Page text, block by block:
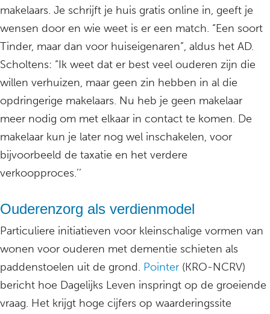
makelaars. Je schrijft je huis gratis online in, geeft je
wensen door en wie weet is er een match. “Een soort
Tinder, maar dan voor huiseigenaren”, aldus het AD.
Scholtens: “Ik weet dat er best veel ouderen zijn die
willen verhuizen, maar geen zin hebben in al die
opdringerige makelaars. Nu heb je geen makelaar
meer nodig om met elkaar in contact te komen. De
makelaar kun je later nog wel inschakelen, voor
bijvoorbeeld de taxatie en het verdere
verkoopproces.’’
Ouderenzorg als verdienmodel
Particuliere initiatieven voor kleinschalige vormen van
wonen voor ouderen met dementie schieten als
paddenstoelen uit de grond. Pointer (KRO-NCRV)
bericht hoe Dagelijks Leven inspringt op de groeiende
vraag. Het krijgt hoge cijfers op waarderingssite